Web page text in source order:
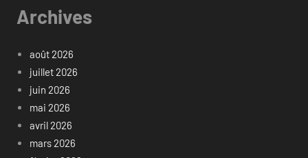
Archives
août 2026
juillet 2026
juin 2026
mai 2026
avril 2026
mars 2026